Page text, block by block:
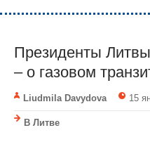
Президенты
– о газовом
Liudmila Davydova 15
В Литве